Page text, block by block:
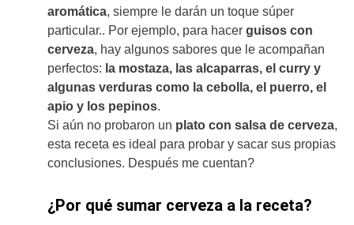
aromática, siempre le darán un toque súper
particular.. Por ejemplo, para hacer guisos con
cerveza, hay algunos sabores que le acompañan
perfectos: la mostaza, las alcaparras, el curry y
algunas verduras como la cebolla, el puerro, el
apio y los pepinos.
Si aún no probaron un plato con salsa de cerveza,
esta receta es ideal para probar y sacar sus propias
conclusiones. Después me cuentan?
¿Por qué sumar cerveza a la receta?